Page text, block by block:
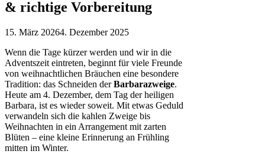
& richtige Vorbereitung
15. März 20264. Dezember 2025
Wenn die Tage kürzer werden und wir in die
Adventszeit eintreten, beginnt für viele Freunde
von weihnachtlichen Bräuchen eine besondere
Tradition: das Schneiden derBarbarazweige.
Heute am 4. Dezember, dem Tag der heiligen
Barbara, ist es wieder soweit. Mit etwas Geduld
verwandeln sich die kahlen Zweige bis
Weihnachten in ein Arrangement mit zarten
Blüten – eine kleine Erinnerung an Frühling
mitten im Winter.